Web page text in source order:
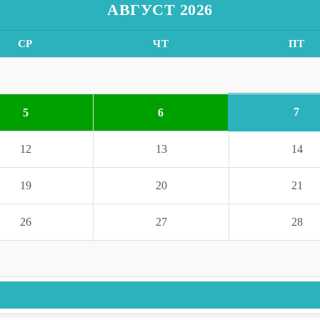
АВГУСТ 2026
СР ЧТ ПТ
5 6 7
12 13 14
19 20 21
26 27 28